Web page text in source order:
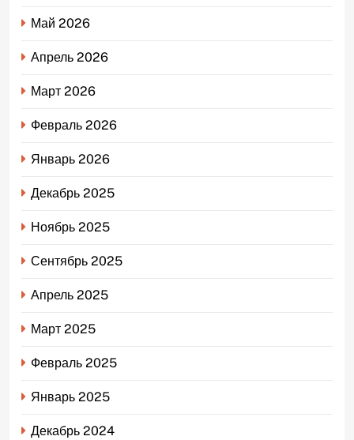
Май 2026
Апрель 2026
Март 2026
Февраль 2026
Январь 2026
Декабрь 2025
Ноябрь 2025
Сентябрь 2025
Апрель 2025
Март 2025
Февраль 2025
Январь 2025
Декабрь 2024